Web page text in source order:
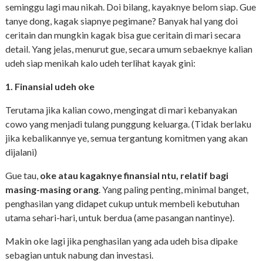
seminggu lagi mau nikah. Doi bilang, kayaknye belom siap. Gue
tanye dong, kagak siapnye pegimane? Banyak hal yang doi
ceritain dan mungkin kagak bisa gue ceritain di mari secara
detail. Yang jelas, menurut gue, secara umum sebaeknye kalian
udeh siap menikah kalo udeh terlihat kayak gini:
1. Finansial udeh oke
Terutama jika kalian cowo, mengingat di mari kebanyakan
cowo yang menjadi tulang punggung keluarga. (Tidak berlaku
jika kebalikannye ye, semua tergantung komitmen yang akan
dijalani)
Gue tau, oke atau kagaknye finansial ntu, relatif bagi
masing-masing orang. Yang paling penting, minimal banget,
penghasilan yang didapet cukup untuk membeli kebutuhan
utama sehari-hari, untuk berdua (ame pasangan nantinye).
Makin oke lagi jika penghasilan yang ada udeh bisa dipake
sebagian untuk nabung dan investasi.